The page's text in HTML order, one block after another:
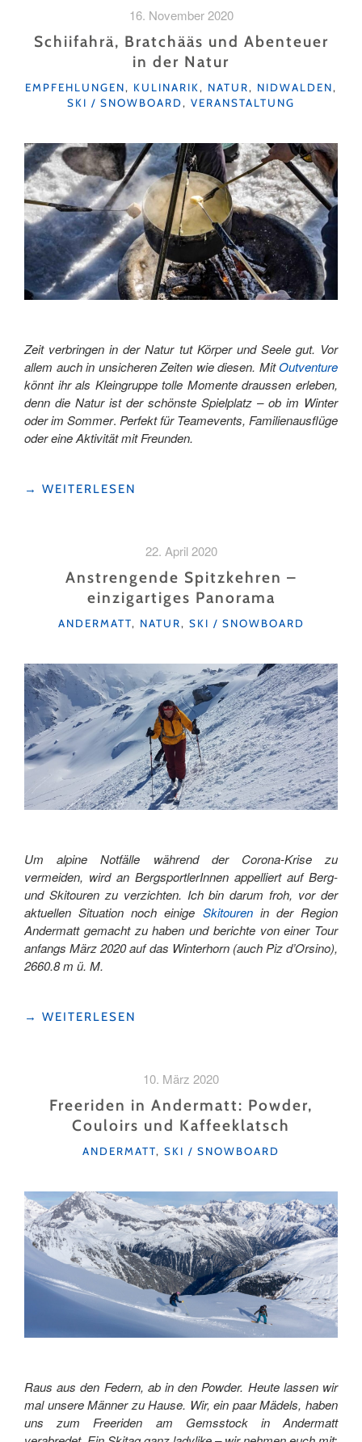
LEIDENSCHAFT
SCHNEESPORT
WECKEN"
16. November 2020
Schiifahrä, Bratchääs und Abenteuer
in der Natur
KATEGORIEN
EMPFEHLUNGEN, KULINARIK, NATUR, NIDWALDEN,
SKI / SNOWBOARD, VERANSTALTUNG
Zeit verbringen in der Natur tut Körper und Seele gut. Vor
allem auch in unsicheren Zeiten wie diesen. MitOutventure
könnt ihr als Kleingruppe tolle Momente draussen erleben,
denn die Natur ist der schönste Spielplatz – ob im Winter
oder im Sommer. Perfekt für Teamevents, Familienausflüge
oder eine Aktivität mit Freunden.
"SCHIIFAHRÄ,
→ WEITERLESEN
22. April 2020
Anstrengende Spitzkehren –
einzigartiges Panorama
KATEGORIEN
ANDERMATT, NATUR, SKI / SNOWBOARD
Um alpine Notfälle während der Corona-Krise zu
vermeiden, wird an BergsportlerInnen appelliert auf Berg-
und Skitouren zu verzichten. Ich bin darum froh, vor der
aktuellen Situation noch einige Skitourenin der Region
Andermatt gemacht zu haben und berichte von einer Tour
anfangs März 2020 auf das Winterhorn (auch Piz d’Orsino),
2660.8 m ü. M.
"ANSTRENGENDE
→ WEITERLESEN
10. März 2020
Freeriden in Andermatt: Powder,
Couloirs und Kaffeeklatsch
KATEGORIEN
ANDERMATT, SKI / SNOWBOARD
Raus aus den Federn, ab in den Powder. Heute lassen wir
mal unsere Männer zu Hause. Wir, ein paar Mädels, haben
uns zum Freeriden am Gemsstock in Andermatt